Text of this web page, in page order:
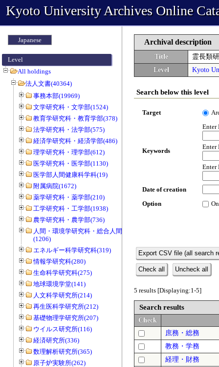
Kyoto University Archives Online
Japanese
Level
All holdings
法人文書(40364)
事務本部(19969)
文学研究科・文学部(1524)
教育学研究科・教育学部(378)
法学研究科・法学部(575)
経済学研究科・経済学部(486)
理学研究科・理学部(612)
医学研究科・医学部(1130)
医学部人間健康科学科(19)
附属病院(1672)
薬学研究科・薬学部(210)
工学研究科・工学部(1938)
農学研究科・農学部(736)
人間・環境学研究科・総合人間学部
(1206)
エネルギー科学研究科(319)
情報学研究科(280)
生命科学研究科(275)
地球環境学堂(141)
人文科学研究所(214)
再生医科学研究所(212)
基礎物理学研究所(207)
ウイルス研究所(116)
経済研究所(336)
数理解析研究所(365)
原子炉実験所(262)
Archival description
Title
霊長類
Level
Kyoto
Search below this level
Target
Keywords
Enter
Enter
Enter
Date of creation
Option
Export CSV file (all search
Check all Uncheck all
5 results [Displaying:1-5]
Search results
Check
庶務・総務
教務・学務
経理・財務